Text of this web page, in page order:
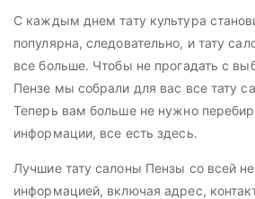
С каждым днем тату культура
популярна, следовательно, и тату
все больше. Чтобы не прогадать с
Пензе мы собрали для вас все тату
Теперь вам больше не нужно
информации, все есть здесь.
Лучшие тату салоны Пензы со всей
информацией, включая адрес,